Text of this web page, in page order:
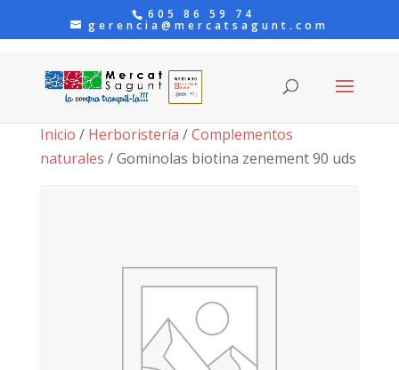
605 86 59 74
gerencia@mercatsagunt.com
Inicio / Herboristería /Complementos
naturales / Gominolas biotina zenement 90 uds